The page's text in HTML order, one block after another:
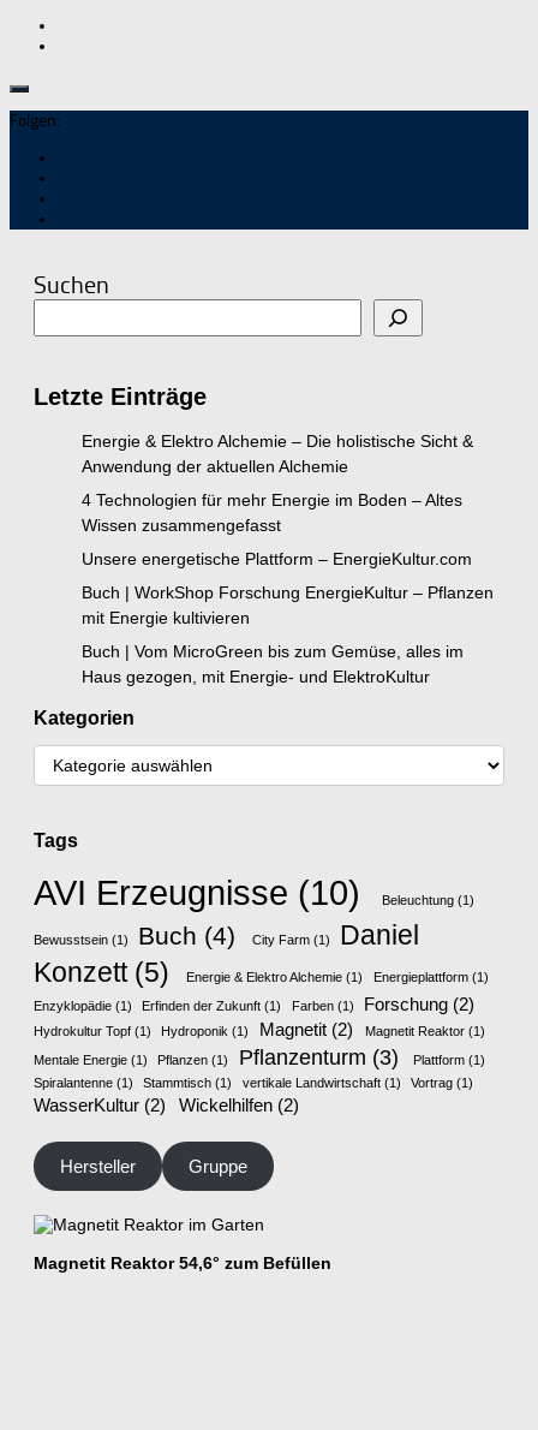
Folgen:
Suchen
Letzte Einträge
Energie & Elektro Alchemie – Die holistische Sicht &
Anwendung der aktuellen Alchemie
4 Technologien für mehr Energie im Boden – Altes
Wissen zusammengefasst
Unsere energetische Plattform – EnergieKultur.com
Buch | WorkShop Forschung EnergieKultur – Pflanzen
mit Energie kultivieren
Buch | Vom MicroGreen bis zum Gemüse, alles im
Haus gezogen, mit Energie- und ElektroKultur
Kategorien
Tags
AVI Erzeugnisse (10) Beleuchtung(1)
Bewusstsein (1) Buch (4) City Farm(1)
Daniel
Konzett(5) Energie & Elektro Alchemie (1) Energieplattform(1)
Enzyklopädie (1) Erfinden der Zukunft (1) Farben(1) Forschung(2)
Hydrokultur Topf (1) Hydroponik (1) Magnetit(2) Magnetit Reaktor (1)
Mentale Energie (1) Pflanzen (1) Pflanzenturm (3) Plattform(1)
Spiralantenne (1) Stammtisch (1) vertikale Landwirtschaft(1) Vortrag(1)
WasserKultur (2) Wickelhilfen(2)
Hersteller Gruppe
Magnetit Reaktor 54,6° zum Befüllen